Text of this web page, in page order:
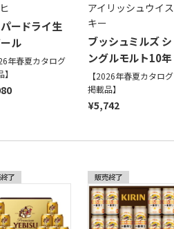
ードライ生
ル
年春夏カタログ
アイリッシュウイス
キー
ブッシュミルズ シ
ングルモルト10年
【2026年春夏カタログ
掲載品】
¥5,742